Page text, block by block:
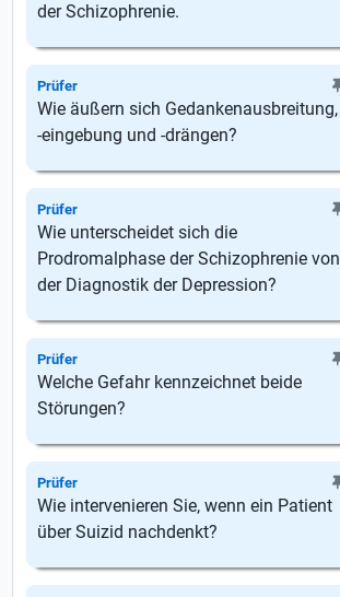
der Schizophrenie.
Prüfer
Wie äußern sich Gedankenausbreitung,
-eingebung und -drängen?
Prüfer
Wie unterscheidet sich die
Prodromalphase der Schizophrenie von
der Diagnostik der Depression?
Prüfer
Welche Gefahr kennzeichnet beide
Störungen?
Prüfer
Wie intervenieren Sie, wenn ein Patient
über Suizid nachdenkt?